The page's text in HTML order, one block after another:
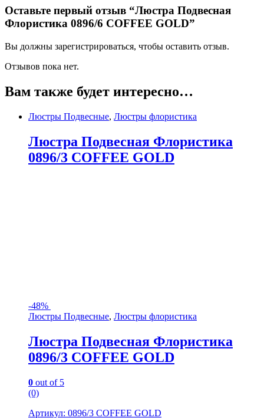
Оставьте первый отзыв “Люстра Подвесная
Флористика 0896/6 COFFEE GOLD”
Вы должны зарегистрироваться, чтобы оставить отзыв.
Отзывов пока нет.
Вам также будет интересно…
Люстры Подвесные, Люстры флористика
Люстра Подвесная Флористика
0896/3 COFFEE GOLD
-48%
Люстры Подвесные, Люстры флористика
Люстра Подвесная Флористика
0896/3 COFFEE GOLD
0 out of 5
(0)
Артикул: 0896/3 COFFEE GOLD